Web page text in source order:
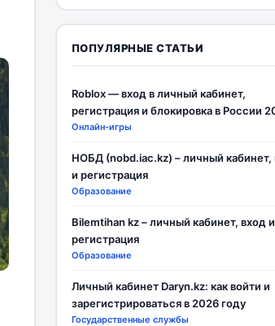
ПОПУЛЯРНЫЕ СТАТЬИ
Roblox — вход в личный кабинет,
регистрация и блокировка в России
Онлайн-игры
НОБД (nobd.iac.kz) – личный кабинет,
и регистрация
Образование
Bilemtihan kz – личный кабинет, вход и
регистрация
Образование
Личный кабинет Daryn.kz: как войти и
зарегистрироваться в 2026 году
Государственные службы